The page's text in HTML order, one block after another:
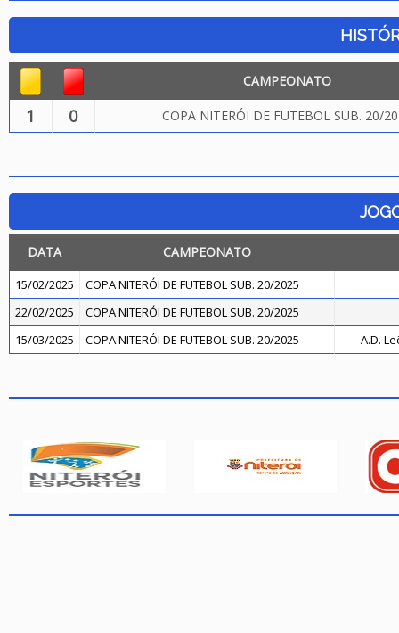
CAMPEONATO
1 0 COPA NITERÓI DE FUTEBOL SUB. 20/
DATA CAMPEONATO
15/02/2025
COPA NITERÓI DE FUTEBOL SUB. 20/2025
22/02/2025
COPA NITERÓI DE FUTEBOL SUB. 20/2025
15/03/2025
COPA NITERÓI DE FUTEBOL SUB. 20/2025 A.D.